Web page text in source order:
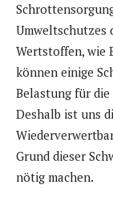
Umweltschutzes
Wertstoffen, wie
können einige
Belastung für
Deshalb ist uns
Grund dieser
nötig machen.